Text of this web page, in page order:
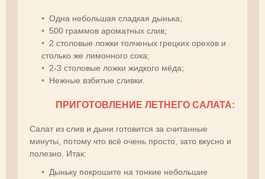
Одна небольшая сладкая дынька;
500 граммов ароматных слив;
2 столовые ложки толченых грецких орехов и
столько же лимонного сока;
2-3 столовые ложки жидкого мёда;
Нежные взбитые сливки.
ПРИГОТОВЛЕНИЕ ЛЕТНЕГО САЛАТА:
Салат из слив и дыни готовится за считанные
минуты, потому что всё очень просто, зато вкусно и
полезно. Итак:
Дыньку покрошите на тонкие небольшие